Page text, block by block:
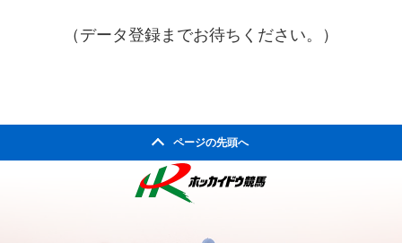
（データ登録までお待ちください。）
ページの先頭へ